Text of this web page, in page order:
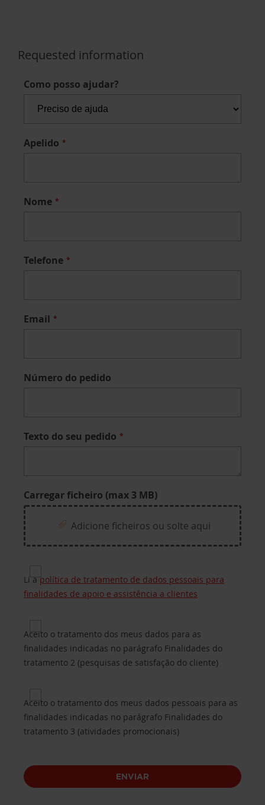
Requested information
Como posso ajudar?
Apelido
Nome
Telefone
Email
Número do pedido
Texto do seu pedido
Carregar ficheiro (max 3 MB)
Adicione ficheiros ou solte aqui
Privacy for Processing of customers’ personal
Li a política de tratamento de dados pessoais para
finalidades de apoio e assistência a clientes
Privacy 2 for Purposes of processing B.2
Aceito o tratamento dos meus dados para as
finalidades indicadas no parágrafo Finalidades do
tratamento 2 (pesquisas de satisfação do cliente)
Privacy 3 for Purposes of processing B.3
Aceito o tratamento dos meus dados pessoais para as
finalidades indicadas no parágrafo Finalidades do
tratamento 3 (atividades promocionais)
ENVIAR